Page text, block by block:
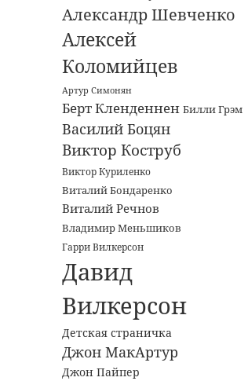
Александр Шевченко
Алексей
Коломийцев
Артур Симонян
Берт Кленденнен Билли Грэм
Василий Боцян
Виктор Коструб
Виктор Куриленко
Виталий Бондаренко
Виталий Речнов
Владимир Меньшиков
Гарри Вилкерсон
Давид
Вилкерсон
Детская страничка
Джон МакАртур
Джон Пайпер